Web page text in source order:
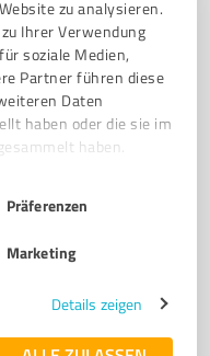
zu analysieren.
Ihrer Verwendung
soziale Medien,
Partner führen diese
Daten
haben oder die sie im
haben.
Präferenzen
Marketing
Details zeigen